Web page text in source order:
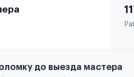
до выезда мастера